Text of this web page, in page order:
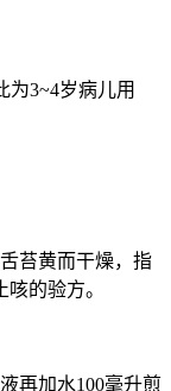
为3~4岁病儿用
苔黄而干燥，指
的验方。
再加水100毫升煎